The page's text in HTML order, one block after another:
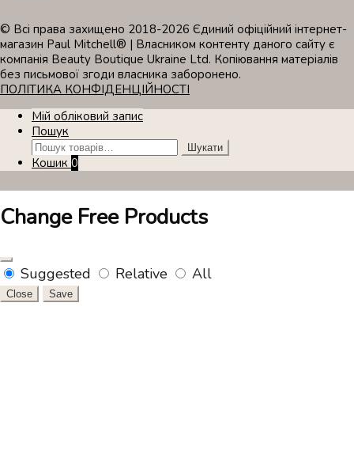
© Всі права захищено 2018-2026 Єдиний офіційний інтернет-
магазин Paul Mitchell® | Власником контенту даного сайту є
компанія Beauty Boutique Ukraine Ltd. Копіювання матеріалів
без письмової згоди власника заборонено.
ПОЛІТИКА КОНФІДЕНЦІЙНОСТІ
Мій обліковий запис
Пошук
Шукати:
Шукати
Кошик 0
Change Free Products
Suggested Relative All
Close Save